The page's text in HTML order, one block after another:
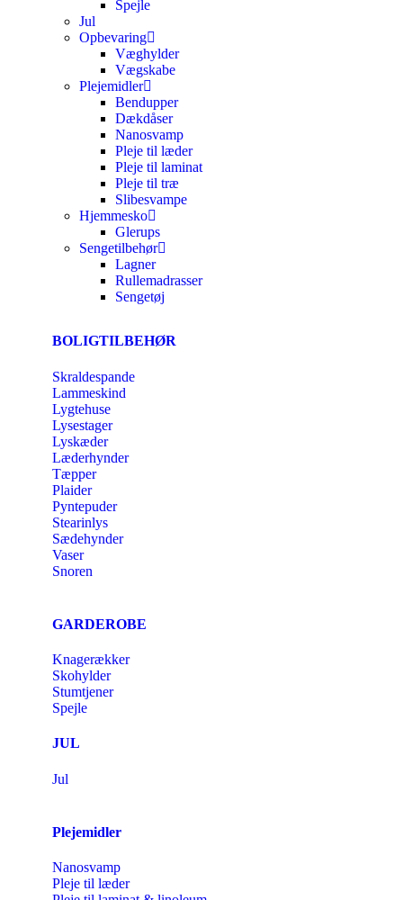
Spejle
Jul
Opbevaring
Væghylder
Vægskabe
Plejemidler
Bendupper
Dækdåser
Nanosvamp
Pleje til læder
Pleje til laminat
Pleje til træ
Slibesvampe
Hjemmesko
Glerups
Sengetilbehør
Lagner
Rullemadrasser
Sengetøj
BOLIGTILBEHØR
Skraldespande
Lammeskind
Lygtehuse
Lysestager
Lyskæder
Læderhynder
Tæpper
Plaider
Pyntepuder
Stearinlys
Sædehynder
Vaser
Snoren
GARDEROBE
Knagerækker
Skohylder
Stumtjener
Spejle
JUL
Jul
Plejemidler
Nanosvamp
Pleje til læder